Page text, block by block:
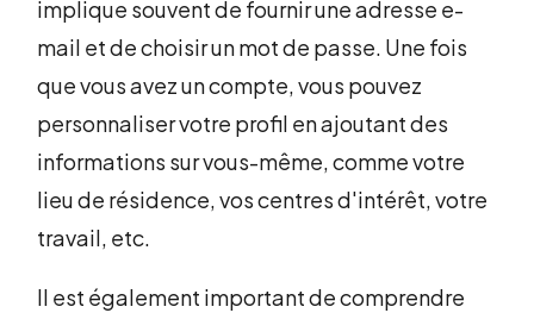
implique souvent de fournir une adresse e-
mail et de choisir un mot de passe. Une fois
que vous avez un compte, vous pouvez
personnaliser votre profil en ajoutant des
informations sur vous-même, comme votre
lieu de résidence, vos centres d'intérêt, votre
travail, etc.
Il est également important de comprendre